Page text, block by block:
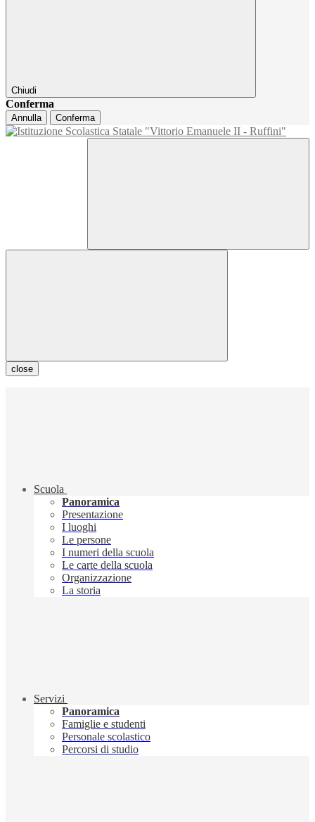
Chiudi
Conferma
Annulla Conferma
close
Scuola
Panoramica
Presentazione
I luoghi
Le persone
I numeri della scuola
Le carte della scuola
Organizzazione
La storia
Servizi
Panoramica
Famiglie e studenti
Personale scolastico
Percorsi di studio